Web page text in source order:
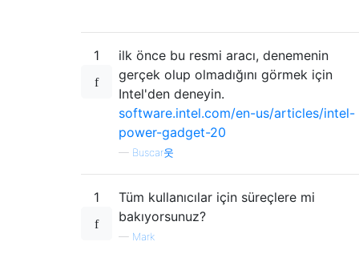
1
ilk önce bu resmi aracı, denemenin
gerçek olup olmadığını görmek için
Intel'den deneyin.
software.intel.com/en-us/articles/intel-
power-gadget-20
— Buscar웃
1
Tüm kullanıcılar için süreçlere mi
bakıyorsunuz?
— Mark